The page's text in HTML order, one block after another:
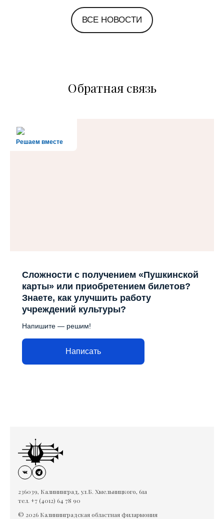
Петербурге и Ярославле
ВСЕ НОВОСТИ
Обратная связь
Решаем вместе
Сложности с получением «Пушкинской
карты» или приобретением билетов?
Знаете, как улучшить работу
учреждений культуры?
Напишите — решим!
Написать
236039, Калининград, ул.Б. Хмельницкого, 61а
тел. +7 (4012) 64 78 90
© 2026 Калининградская областная филармония